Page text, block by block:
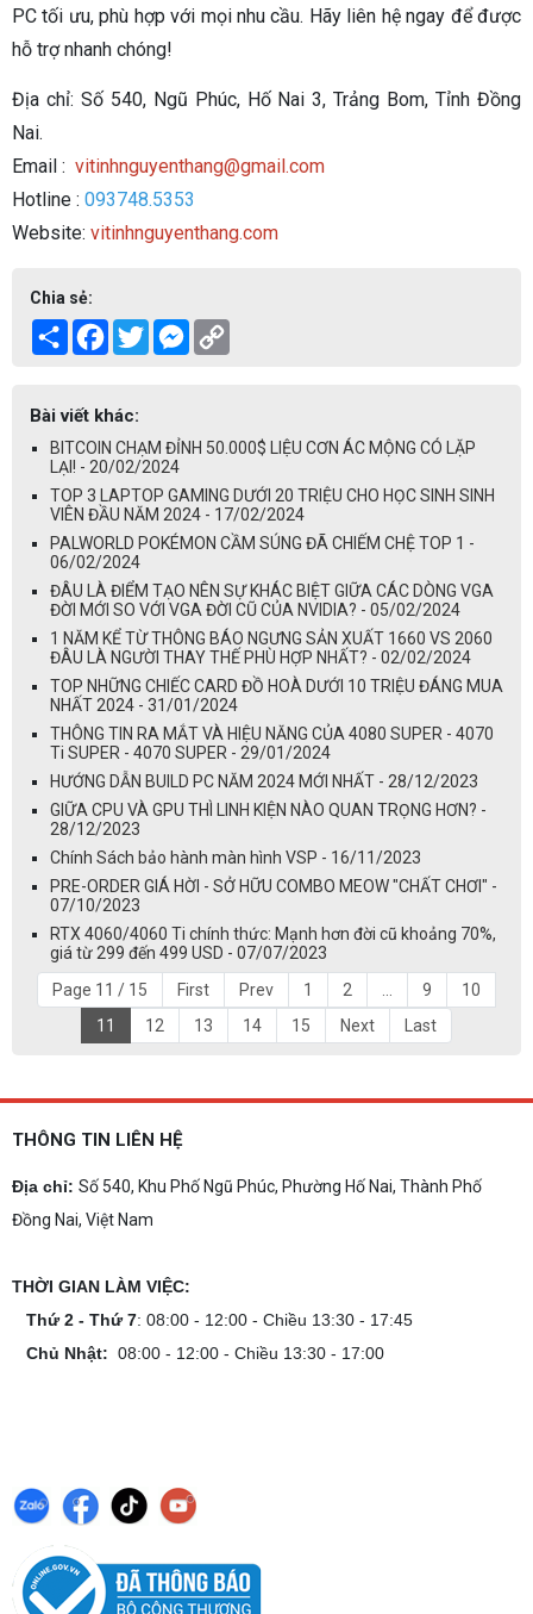
PC tối ưu, phù hợp với mọi nhu cầu. Hãy liên hệ ngay để được
hỗ trợ nhanh chóng!
Địa chỉ: Số 540, Ngũ Phúc, Hố Nai 3, Trảng Bom, Tỉnh Đồng
Nai.
Email : vitinhnguyenthang@gmail.com
Hotline : 093748.5353
Website: vitinhnguyenthang.com
Chia sẻ:
Share Facebook
TwitterMessenger
Bài viết khác:
BITCOIN CHẠM ĐỈNH 50.000$ LIỆU CƠN ÁC MỘNG CÓ LẶP
LẠI! - 20/02/2024
TOP 3 LAPTOP GAMING DƯỚI 20 TRIỆU CHO HỌC SINH SINH
VIÊN ĐẦU NĂM 2024 - 17/02/2024
PALWORLD POKÉMON CẦM SÚNG ĐÃ CHIẾM CHỆ TOP 1 -
06/02/2024
ĐÂU LÀ ĐIỂM TẠO NÊN SỰ KHÁC BIỆT GIỮA CÁC DÒNG VGA
ĐỜI MỚI SO VỚI VGA ĐỜI CŨ CỦA NVIDIA? - 05/02/2024
1 NĂM KỂ TỪ THÔNG BÁO NGƯNG SẢN XUẤT 1660 VS 2060
ĐÂU LÀ NGƯỜI THAY THẾ PHÙ HỢP NHẤT? - 02/02/2024
TOP NHỮNG CHIẾC CARD ĐỒ HOÀ DƯỚI 10 TRIỆU ĐÁNG MUA
NHẤT 2024 - 31/01/2024
THÔNG TIN RA MẮT VÀ HIỆU NĂNG CỦA 4080 SUPER - 4070
Ti SUPER - 4070 SUPER - 29/01/2024
HƯỚNG DẪN BUILD PC NĂM 2024 MỚI NHẤT - 28/12/2023
GIỮA CPU VÀ GPU THÌ LINH KIỆN NÀO QUAN TRỌNG HƠN? -
28/12/2023
Chính Sách bảo hành màn hình VSP - 16/11/2023
PRE-ORDER GIÁ HỜI - SỞ HỮU COMBO MEOW "CHẤT CHƠI" -
07/10/2023
RTX 4060/4060 Ti chính thức: Mạnh hơn đời cũ khoảng 70%,
giá từ 299 đến 499 USD - 07/07/2023
Page 11 / 15
First Prev 1 2 9
10
11
12 13 14 15 Next Last
THÔNG TIN LIÊN HỆ
Địa chỉ: Số 540, Khu Phố Ngũ Phúc, Phường Hố Nai, Thành Phố
Đồng Nai, Việt Nam
THỜI GIAN LÀM VIỆC:
Thứ 2 - Thứ 7: 08:00 - 12:00 - Chiều 13:30 - 17:45
Chủ Nhật: 08:00 - 12:00 - Chiều 13:30 - 17:00